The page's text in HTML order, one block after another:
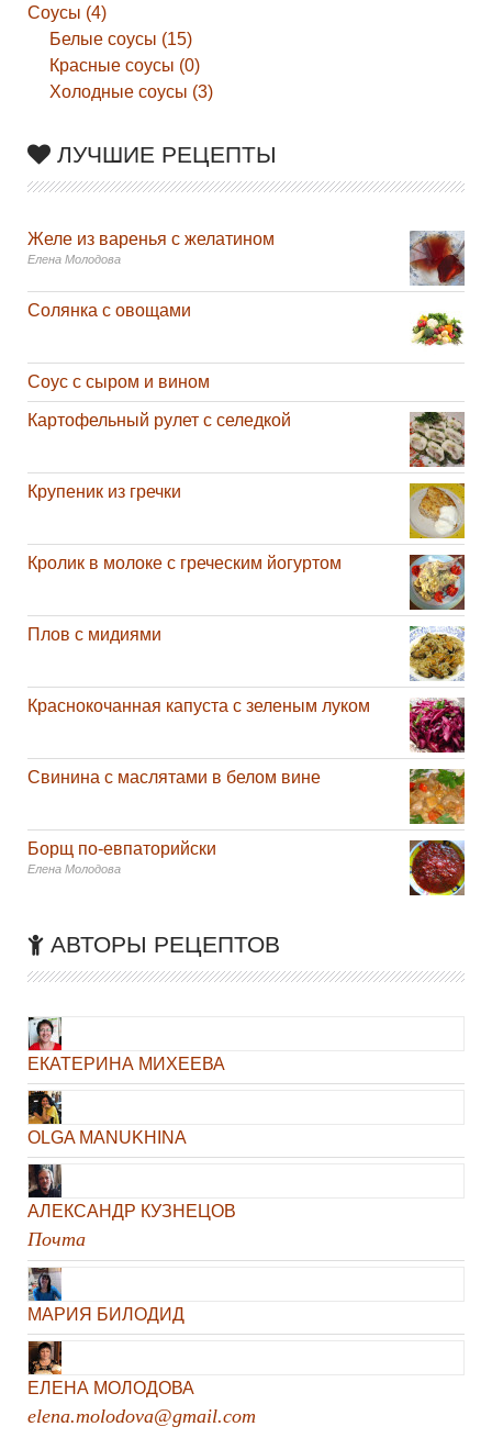
Соусы (4)
Белые соусы (15)
Красные соусы (0)
Холодные соусы (3)
ЛУЧШИЕ РЕЦЕПТЫ
Желе из варенья с желатином
Елена Молодова
Солянка с овощами
Соус с сыром и вином
Картофельный рулет с селедкой
Крупеник из гречки
Кролик в молоке с греческим йогуртом
Плов с мидиями
Краснокочанная капуста с зеленым луком
Свинина с маслятами в белом вине
Борщ по-евпаторийски
Елена Молодова
АВТОРЫ РЕЦЕПТОВ
ЕКАТЕРИНА МИХЕЕВА
OLGA MANUKHINA
АЛЕКСАНДР КУЗНЕЦОВ
Почта
МАРИЯ БИЛОДИД
ЕЛЕНА МОЛОДОВА
elena.molodova@gmail.com